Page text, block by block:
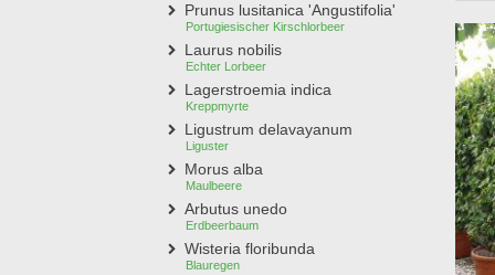
Prunus lusitanica 'Angustifolia'
Portugiesischer Kirschlorbeer
Laurus nobilis
Echter Lorbeer
Lagerstroemia indica
Kreppmyrte
Ligustrum delavayanum
Liguster
Morus alba
Maulbeere
Arbutus unedo
Erdbeerbaum
Wisteria floribunda
Blauregen